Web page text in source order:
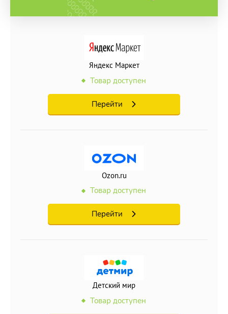
Яндекс Маркет
Товар доступен
Перейти
Ozon.ru
Товар доступен
Перейти
Детский мир
Товар доступен